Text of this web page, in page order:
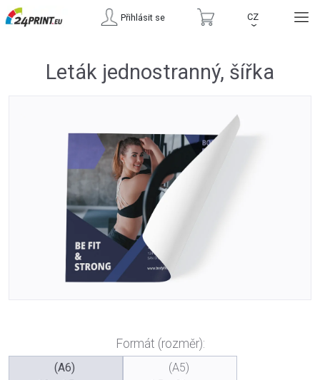
Přihlásit se CZ
›
Leták jednostranný, šířka
Formát (rozměr):
(A6)
(A5)